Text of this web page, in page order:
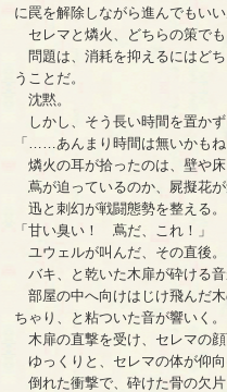
に罠を解除しながら進んでもいい
セレマと燐火、どちらの策でも
問題は、消耗を抑えるにはどち
うことだ。
沈黙。
しかし、そう長い時間を置かず
「……あんまり時間は無いかもね
燐火の耳が拾ったのは、壁や床
蔦が迫っているのか、屍擬花が
迅と刺幻が戦闘態勢を整える。
「甘い臭い！ 蔦だ、これ！」
ユウェルが叫んだ、その直後。
バキ、と乾いた木扉が砕ける音
部屋の中へ向けはじけ飛んだ
ちゃり、と粘ついた音が響いく。
木扉の直撃を受け、セレマの顔
ゆっくりと、セレマの体が仰向
倒れた衝撃で、砕けた骨の欠片